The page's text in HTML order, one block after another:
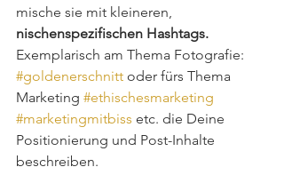
mische sie mit kleineren,
nischenspezifischen Hashtags.
Exemplarisch am Thema Fotografie:
#goldenerschnitt oder fürs Thema
Marketing #ethischesmarketing
#marketingmitbiss etc. die Deine
Positionierung und Post-Inhalte
beschreiben.